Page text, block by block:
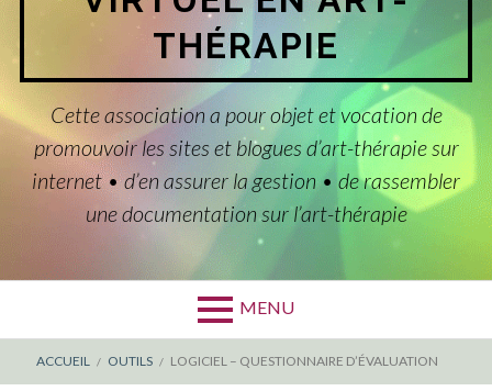
THÉRAPIE
Cette association a pour objet et vocation de
promouvoir les sites et blogues d’art-thérapie sur
internet • d’en assurer la gestion • de rassembler
une documentation sur l’art-thérapie
MENU
FIL
ACCUEIL OUTILS LOGICIEL – QUESTIONNAIRE D’ÉVALUATION